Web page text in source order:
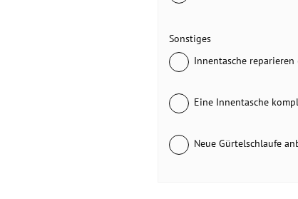
Sonstiges
Innentasche
Eine Innentasche
Neue Gürtelschlaufe